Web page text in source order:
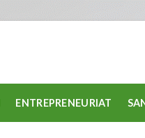
ENTREPRENEURIAT